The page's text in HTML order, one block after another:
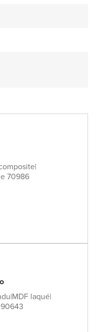
|
70986
|MDF laqué|